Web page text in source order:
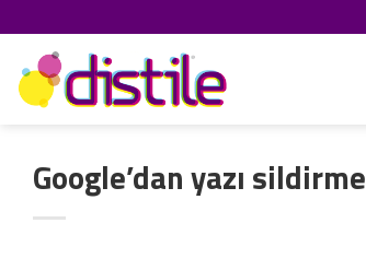
atla
Google’dan yazı sildirme